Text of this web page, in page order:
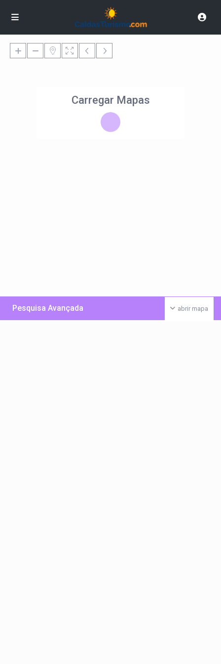
Carregar Mapas
abrir mapa
Pesquisa Avançada